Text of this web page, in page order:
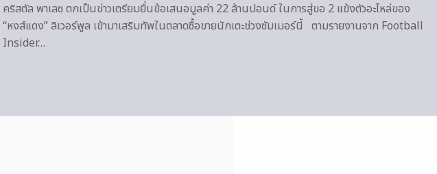
คริสตัล พาเลซ ตกเป็นข่าวเตรียมยื่นข้อเสนอมูลค่า 22 ล้านปอนด์ ในการสู่ขอ 2 แข้งตัวอะไหล่ของ
“หงส์แดง” ลิเวอร์พูล เข้ามาเสริมทัพในตลาดซื้อขายนักเตะช่วงซัมเมอร์นี้ ตามรายงานจาก Football
Insider…